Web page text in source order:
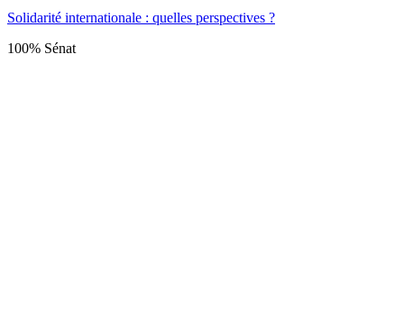
Solidarité internationale : quelles perspectives ?
100% Sénat